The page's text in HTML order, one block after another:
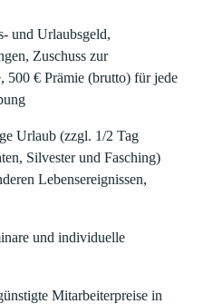
und Urlaubsgeld,
Zuschuss zur
500 € Prämie (brutto) für jede
Urlaub (zzgl. 1/2 Tag
Silvester und Fasching)
Lebensereignissen,
und individuelle
Mitarbeiterpreise in